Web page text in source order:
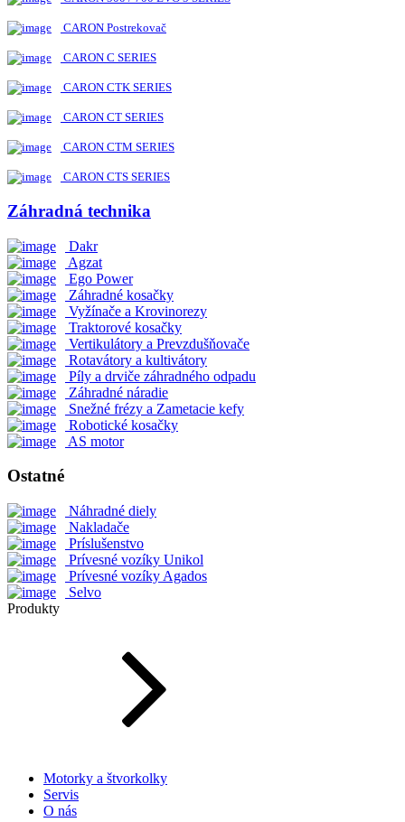
CARON Postrekovač
CARON C SERIES
CARON CTK SERIES
CARON CT SERIES
CARON CTM SERIES
CARON CTS SERIES
Záhradná technika
Dakr
Agzat
Ego Power
Záhradné kosačky
Vyžínače a Krovinorezy
Traktorové kosačky
Vertikulátory a Prevzdušňovače
Rotavátory a kultivátory
Píly a drviče záhradného odpadu
Záhradné náradie
Snežné frézy a Zametacie kefy
Robotické kosačky
AS motor
Ostatné
Náhradné diely
Nakladače
Príslušenstvo
Prívesné vozíky Unikol
Prívesné vozíky Agados
Selvo
Produkty
Motorky a štvorkolky
Servis
O nás